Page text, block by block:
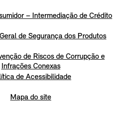
– Intermediação de Crédito
de Segurança dos Produtos
de Riscos de Corrupção e
Infrações Conexas
de Acessibilidade
Mapa do site